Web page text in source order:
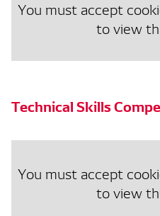
You must accept
to view
Technical Skills
You must accept
to view